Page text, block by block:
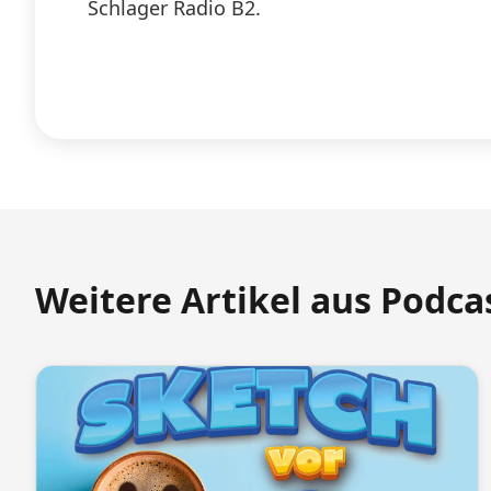
Schlager Radio B2.
Weitere Artikel aus